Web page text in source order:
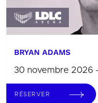
BRYAN ADAMS
30 novembre 2026
RÉSERVER